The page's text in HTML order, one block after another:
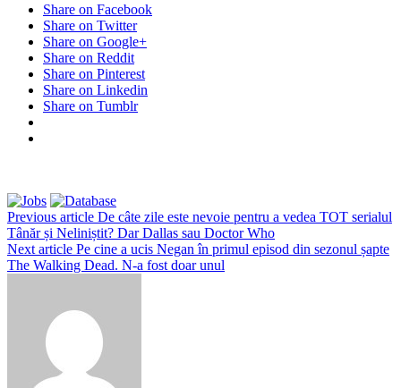
Share on Facebook
Share on Twitter
Share on Google+
Share on Reddit
Share on Pinterest
Share on Linkedin
Share on Tumblr
Previous article De câte zile este nevoie pentru a vedea TOT serialul
Tânăr și Neliniștit? Dar Dallas sau Doctor Who
Next article Pe cine a ucis Negan în primul episod din sezonul șapte
The Walking Dead. N-a fost doar unul